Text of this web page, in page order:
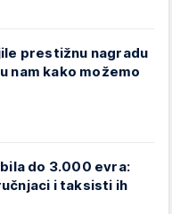
prestižnu nagradu
nam kako možemo
do 3.000 evra:
i taksisti ih